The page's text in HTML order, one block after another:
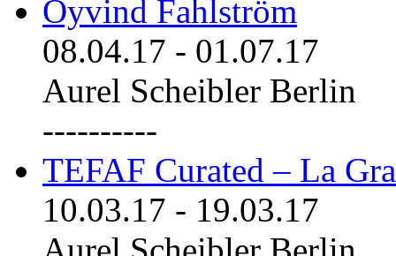
Öyvind Fahlström
08.04.17 - 01.07.17
Aurel Scheibler Berlin
----------
TEFAF Curated – La
10.03.17 - 19.03.17